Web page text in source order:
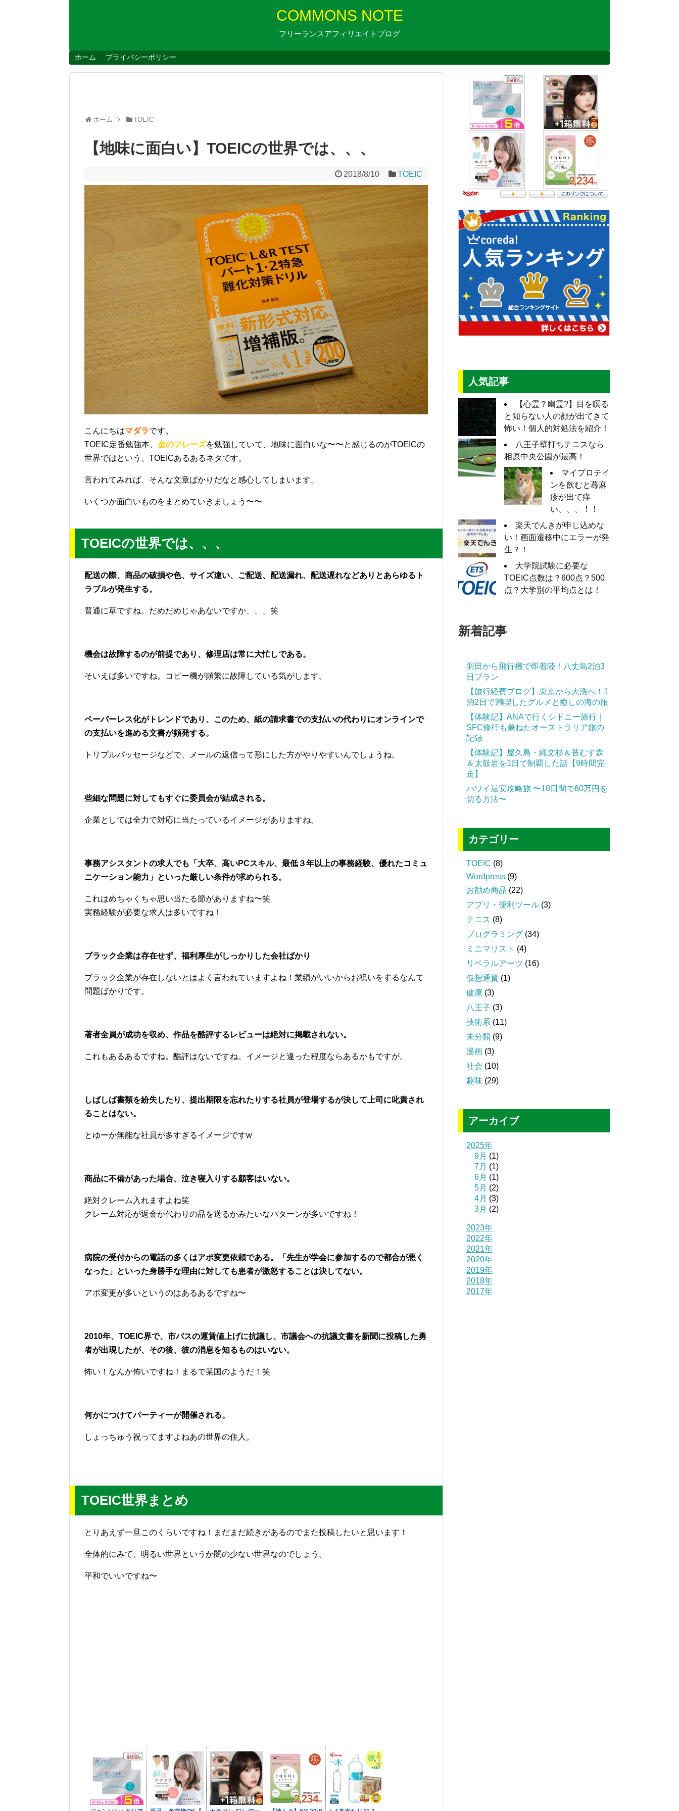
COMMONS NOTE
フリーランスアフィリエイトブログ
ホーム プライバシーポリシー
ホーム TOEIC
【地味に面白い】TOEICの世界では、、、
2018/8/10 TOEIC
こんにちはマダラです。
TOEIC定番勉強本、 金のフレーズを勉強していて、地味に面白いな〜〜と感じるのがTOEICの
世界ではという、TOEICあるあるネタです。
言われてみれば、そんな文章ばかりだなと感心してしまいます。
いくつか面白いものをまとめていきましょう〜〜
TOEICの世界では、、、
配送の際、商品の破損や色、サイズ違い、ご配送、配送漏れ、配送遅れなどありとあらゆるト
ラブルが発生する。
普通に草ですね。だめだめじゃあないですか、、、笑
機会は故障するのが前提であり、修理店は常に大忙しである。
そいえば多いですね。コピー機が頻繁に故障している気がします。
ペーパーレス化がトレンドであり、このため、紙の請求書での支払いの代わりにオンラインで
の支払いを進める文書が頻発する。
トリプルパッセージなどで、メールの返信って形にした方がやりやすいんでしょうね。
些細な問題に対してもすぐに委員会が結成される。
企業としては全力で対応に当たっているイメージがありますね。
事務アシスタントの求人でも「大卒、高いPCスキル、最低３年以上の事務経験、優れたコミュ
ニケーション能力」といった厳しい条件が求められる。
これはめちゃくちゃ思い当たる節がありますね〜笑
実務経験が必要な求人は多いですね！
ブラック企業は存在せず、福利厚生がしっかりした会社ばかり
ブラック企業が存在しないとはよく言われていますよね！業績がいいからお祝いをするなんて
問題ばかりです。
著者全員が成功を収め、作品を酷評するレビューは絶対に掲載されない。
これもあるあるですね。酷評はないですね。イメージと違った程度ならあるかもですが。
しばしば書類を紛失したり、提出期限を忘れたりする社員が登場するが決して上司に叱責され
ることはない。
とゆーか無能な社員が多すぎるイメージですw
商品に不備があった場合、泣き寝入りする顧客はいない。
絶対クレーム入れますよね笑
クレーム対応が返金か代わりの品を送るかみたいなパターンが多いですね！
病院の受付からの電話の多くはアポ変更依頼である。「先生が学会に参加するので都合が悪く
なった」といった身勝手な理由に対しても患者が激怒することは決してない。
アポ変更が多いというのはあるあるですね〜
2010年、TOEIC界で、市バスの運賃値上げに抗議し、市議会への抗議文書を新聞に投稿した勇
者が出現したが、その後、彼の消息を知るものはいない。
怖い！なんか怖いですね！まるで某国のようだ！笑
何かにつけてパーティーが開催される。
しょっちゅう祝ってますよねあの世界の住人。
TOEIC世界まとめ
とりあえず一旦このくらいですね！まだまだ続きがあるのでまた投稿したいと思います！
全体的にみて、明るい世界というか闇の少ない世界なのでしょう。
平和でいいですね〜
人気記事
【心霊？幽霊?】目を瞑る
と知らない人の顔が出てきて
怖い！個人的対処法を紹介！
八王子壁打ちテニスなら
相原中央公園が最高！
マイプロテイ
ンを飲むと蕁麻
疹が出て痒
い、、、！！
楽天でんきが申し込めな
い！画面遷移中にエラーが発
生？！
大学院試験に必要な
TOEIC点数は？600点？500
点？大学別の平均点とは！
新着記事
羽田から飛行機で即着陸！八丈島2泊3
日プラン
【旅行経費ブログ】東京から大洗へ！1
泊2日で満喫したグルメと癒しの海の旅
【体験記】ANAで行くシドニー旅行｜
SFC修行も兼ねたオーストラリア旅の
記録
【体験記】屋久島・縄文杉＆苔むす森
＆太鼓岩を1日で制覇した話【9時間完
走】
ハワイ最安攻略旅 〜10日間で60万円を
切る方法〜
カテゴリー
TOEIC (8)
Wordpress (9)
お勧め商品 (22)
アプリ・便利ツール (3)
テニス (8)
プログラミング (34)
ミニマリスト (4)
リベラルアーツ (16)
仮想通貨 (1)
健康 (3)
八王子 (3)
技術系 (11)
未分類 (9)
漫画 (3)
社会 (10)
趣味 (29)
アーカイブ
2025年
9月 (1)
7月 (1)
6月 (1)
5月 (2)
4月 (3)
3月 (2)
2023年
2022年
2021年
2020年
2019年
2018年
2017年